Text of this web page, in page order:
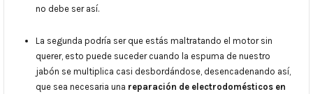
no debe ser así.
La segunda podría ser que estás maltratando el motor sin
querer, esto puede suceder cuando la espuma de nuestro
jabón se multiplica casi desbordándose, desencadenando así,
que sea necesaria una reparación de electrodomésticos en